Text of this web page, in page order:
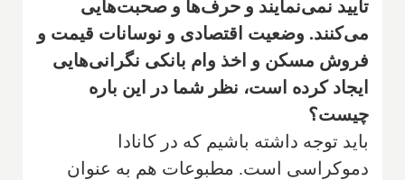
تایید نمی‌نمایند و حرف‌ها و صحبت‌هایی
می‌کنند. وضعیت اقتصادی و نوسانات قیمت و
فروش مسکن و اخذ وام بانکی نگرانی‌هایی
ایجاد کرده است، نظر شما در این باره
چیست؟
باید توجه داشته باشیم که در کانادا
دموکراسی است. مطبوعات هم به عنوان